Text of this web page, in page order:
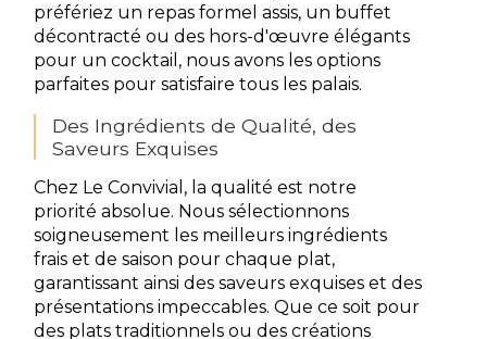
préfériez un repas formel assis, un buffet
décontracté ou des hors-d'œuvre élégants
pour un cocktail, nous avons les options
parfaites pour satisfaire tous les palais.
Des Ingrédients de Qualité, des
Saveurs Exquises
Chez Le Convivial, la qualité est notre
priorité absolue. Nous sélectionnons
soigneusement les meilleurs ingrédients
frais et de saison pour chaque plat,
garantissant ainsi des saveurs exquises et des
présentations impeccables. Que ce soit pour
des plats traditionnels ou des créations